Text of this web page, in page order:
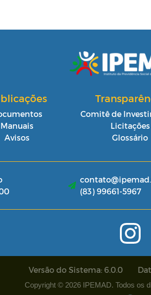
Manuais
Avisos
Comitê de
Licitações
Glossário
(83) 99661-5967
Versão do Sistema: 6.0.0
Copyright © 2026 IPEMAD. Todos os